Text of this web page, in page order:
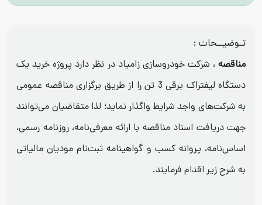
تـوضیــحات :
مناقصه ، شرکت خودروسازی زامیاد در نظر دارد پروژه خرید یک
دستگاه لیفتراک برقی 3 تن را از طریق برگزاری مناقصه عمومی
به شرکت‌های واجد شرایط واگذار نماید؛ لذا متقاضیان می‌توانند
جهت دریافت اسناد مناقصه با ارائه معرفی‌نامه، روزنامه رسمی،
اساس‌نامه، پروانه کسب و گواهینامه ثبت‌نام مودیان مالیاتی
به شرح زیر اقدام فرمایند.